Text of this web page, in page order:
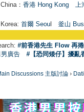
： 香港 Hong Kong
首爾 Seoul 釜山
#前香港先生 Flow 再
廣告
#【恐同矮仔】擾亂
Discussions 主版討論 ›